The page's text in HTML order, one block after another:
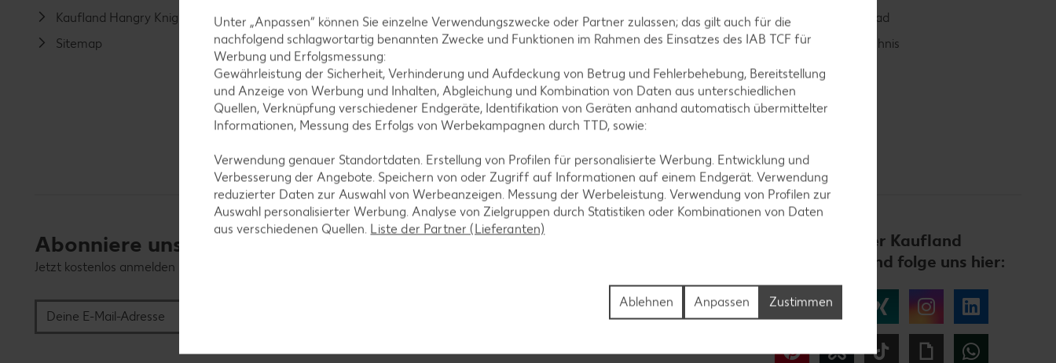
Kaufland Hangry Knights
Sitemap
Häufige Fragen
Kontakt
Öffnungszeiten
KAUFLAND FOTO
KAUFLAND MOBIL
Auto & Motorrad
Markenverzeichnis
Abonniere unseren Kaufland-Newsletter
Jetzt kostenlos anmelden und mehr entdecken. Wir freuen uns!
Deine E-Mail-Adresse
Werde Teil der Kaufland
Community und folge uns hier:
Facebook YouTube Xing Instagram
PinterestKununu Tiktok Giphy
Unter „Anpassen“ können Sie einzelne Verwendungszwecke oder Partner zulassen; das gilt auch für die
nachfolgend schlagwortartig benannten Zwecke und Funktionen im Rahmen des Einsatzes des IAB TCF für
Werbung und Erfolgsmessung:
Gewährleistung der Sicherheit, Verhinderung und Aufdeckung von Betrug und Fehlerbehebung, Bereitstellung
und Anzeige von Werbung und Inhalten, Abgleichung und Kombination von Daten aus unterschiedlichen
Quellen, Verknüpfung verschiedener Endgeräte, Identifikation von Geräten anhand automatisch übermittelter
Informationen, Messung des Erfolgs von Werbekampagnen durch TTD, sowie:
Verwendung genauer Standortdaten. Erstellung von Profilen für personalisierte Werbung. Entwicklung und
Verbesserung der Angebote. Speichern von oder Zugriff auf Informationen auf einem Endgerät. Verwendung
reduzierter Daten zur Auswahl von Werbeanzeigen. Messung der Werbeleistung. Verwendung von Profilen zur
Auswahl personalisierter Werbung. Analyse von Zielgruppen durch Statistiken oder Kombinationen von Daten
aus verschiedenen Quellen. Liste der Partner (Lieferanten)
Zustimmen
Anpassen
Ablehnen